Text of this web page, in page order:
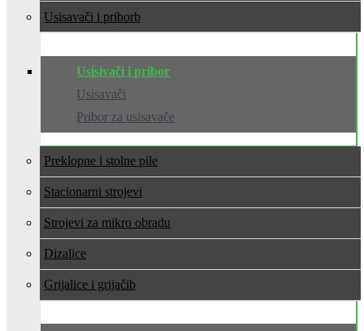
Usisavači i pribor
Usisivači i pribor
Usisavači
Pribor za usisavače
Preklopne i stolne pile
Stacionarni strojevi
Strojevi za mikro obradu
Dizalice
Grijalice i grijači